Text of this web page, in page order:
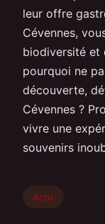
leur offre
Cévennes,
biodiversité et
pourquoi ne
découverte,
Cévennes ?
vivre une
souvenirs
Actu